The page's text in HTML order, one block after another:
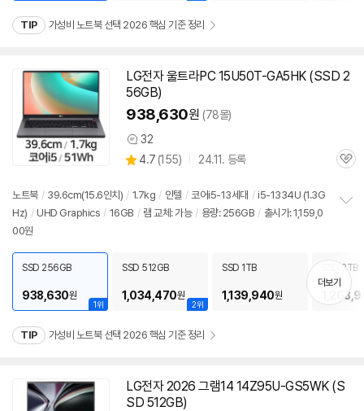
TIP 가성비 노트북 선택 2026 핵심 기준 정리
LG전자 울트라PC 15U50T-GA5HK (SSD 2
56GB)
938,630원 (78몰)
상
품
견
32
별
4.7 (상
리
뷰
155) 24.11. 등록
관
노트북 / 39.6cm(15.6인치) / 1.7kg / 인텔 / 코어i5-13세대 / i5-1334U (1.3G
Hz) / UHD Graphics / 16GB / 램 교체: 가능 / 용량: 256GB / 출시가: 1,159,0
00원
치
기
1위
SSD 256GB
938,630원
2위
SSD 512GB
1,034,470원
SSD 1TB
1,139,940원
SSD 2TB
더보기
TIP 가성비 노트북 선택 2026 핵심 기준 정리
LG전자 2026 그램14 14Z95U-GS5WK (S
SD 512GB)